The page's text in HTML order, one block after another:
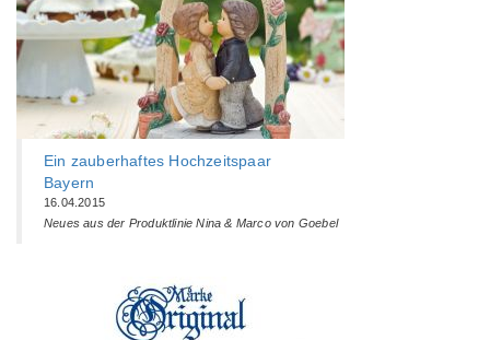
Ein zauberhaftes Hochzeitspaar
Bayern
16.04.2015
Neues aus der Produktlinie Nina & Marco von Goebel